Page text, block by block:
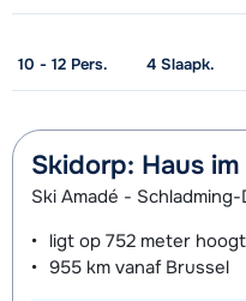
10 - 12 Pers. 4 Slaapk.
Skidorp: Haus
Ski Amadé -
ligt op 752 meter
955 km vanaf Brussel